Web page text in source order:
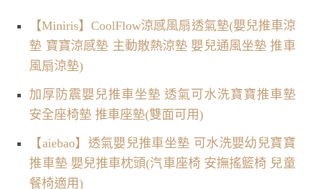
【Miniris】CoolFlow涼感風扇透氣墊(嬰兒推車涼
墊 寶寶涼感墊 主動散熱涼墊 嬰兒通風坐墊 推車
風扇涼墊)
加厚防震嬰兒推車坐墊 透氣可水洗寶寶推車墊
安全座椅墊 推車座墊(雙面可用)
【aiebao】透氣嬰兒推車坐墊 可水洗嬰幼兒寶寶
推車墊 嬰兒推車枕頭(汽車座椅 安撫搖籃椅 兒童
餐椅適用)